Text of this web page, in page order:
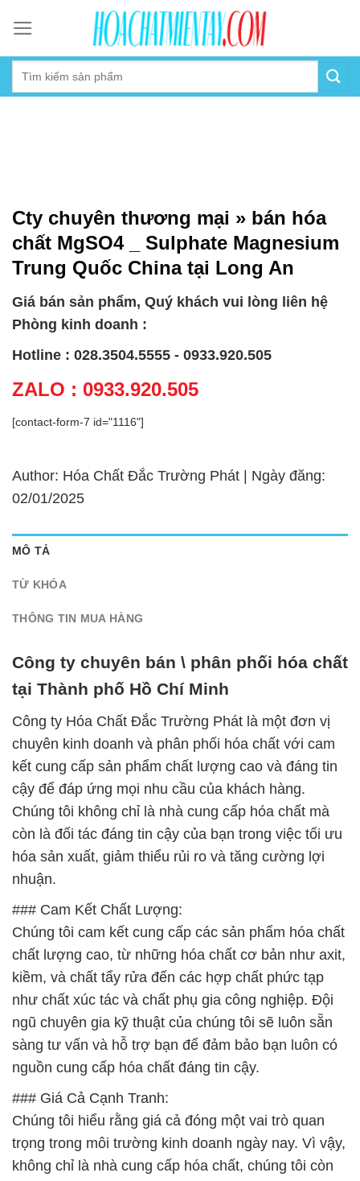
content
Cty chuyên thương mại » bán hóa
chất MgSO4 _ Sulphate Magnesium
Trung Quốc China tại Long An
Giá bán sản phẩm, Quý khách vui lòng liên hệ
Phòng kinh doanh :
Hotline : 028.3504.5555 - 0933.920.505
ZALO : 0933.920.505
[contact-form-7 id="1116"]
Author: Hóa Chất Đắc Trường Phát | Ngày đăng:
02/01/2025
MÔ TẢ
TỪ KHÓA
THÔNG TIN MUA HÀNG
Công ty chuyên bán \ phân phối hóa chất
tại Thành phố Hồ Chí Minh
Công ty Hóa Chất Đắc Trường Phát là một đơn vị
chuyên kinh doanh và phân phối hóa chất với cam
kết cung cấp sản phẩm chất lượng cao và đáng tin
cậy để đáp ứng mọi nhu cầu của khách hàng.
Chúng tôi không chỉ là nhà cung cấp hóa chất mà
còn là đối tác đáng tin cậy của bạn trong việc tối ưu
hóa sản xuất, giảm thiểu rủi ro và tăng cường lợi
nhuận.
### Cam Kết Chất Lượng:
Chúng tôi cam kết cung cấp các sản phẩm hóa chất
chất lượng cao, từ những hóa chất cơ bản như axit,
kiềm, và chất tẩy rửa đến các hợp chất phức tạp
như chất xúc tác và chất phụ gia công nghiệp. Đội
ngũ chuyên gia kỹ thuật của chúng tôi sẽ luôn sẵn
sàng tư vấn và hỗ trợ bạn để đảm bảo bạn luôn có
nguồn cung cấp hóa chất đáng tin cậy.
### Giá Cả Cạnh Tranh:
Chúng tôi hiểu rằng giá cả đóng một vai trò quan
trọng trong môi trường kinh doanh ngày nay. Vì vậy,
không chỉ là nhà cung cấp hóa chất, chúng tôi còn